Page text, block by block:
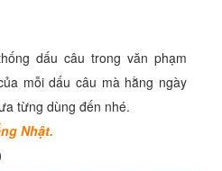
dấu câu trong văn phạm
mỗi dấu câu mà hằng ngày
từng dùng đến nhé.
Nhật.